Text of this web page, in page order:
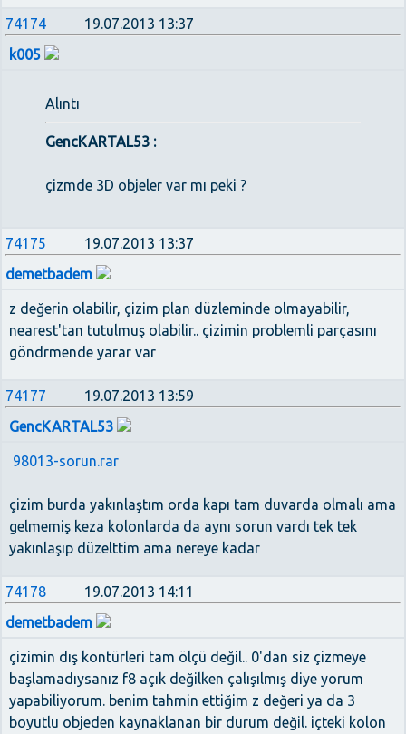
74174
19.07.2013 13:37
k005
Alıntı
GencKARTAL53 :
çizmde 3D objeler var mı peki ?
74175
19.07.2013 13:37
demetbadem
z değerin olabilir, çizim plan düzleminde olmayabilir,
nearest'tan tutulmuş olabilir.. çizimin problemli parçasını
göndrmende yarar var
74177
19.07.2013 13:59
GencKARTAL53
98013-sorun.rar
çizim burda yakınlaştım orda kapı tam duvarda olmalı ama
gelmemiş keza kolonlarda da aynı sorun vardı tek tek
yakınlaşıp düzelttim ama nereye kadar
74178
19.07.2013 14:11
demetbadem
çizimin dış kontürleri tam ölçü değil.. 0'dan siz çizmeye
başlamadıysanız f8 açık değilken çalışılmış diye yorum
yapabiliyorum. benim tahmin ettiğim z değeri ya da 3
boyutlu objeden kaynaklanan bir durum değil. içteki kolon